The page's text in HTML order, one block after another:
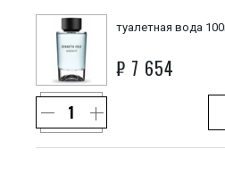
туалетная вода
₽ 7 654